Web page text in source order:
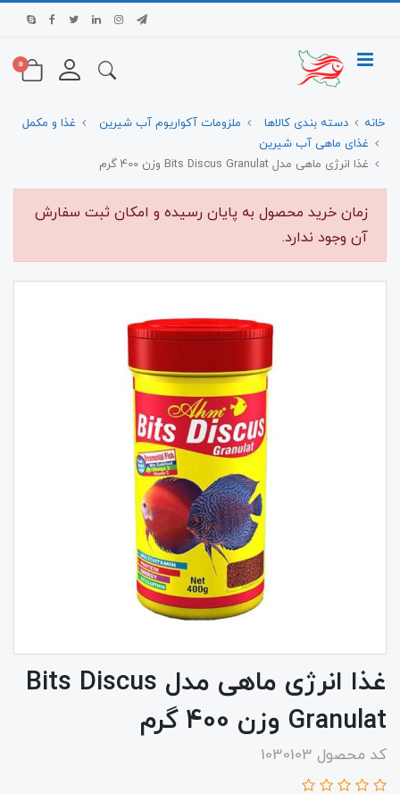
0
خانه دسته بندی کالاها ملزومات آکواریوم آب شیرین
غذا و مکمل
غذای ماهی آب شیرین
غذا انرژی ماهی مدل Bits Discus Granulat وزن 400 گرم
زمان خرید محصول به پایان رسیده و امکان ثبت سفارش
آن وجود ندارد.
غذا انرژی ماهی مدل Bits Discus
Granulat وزن 400 گرم
کد محصول 1030103